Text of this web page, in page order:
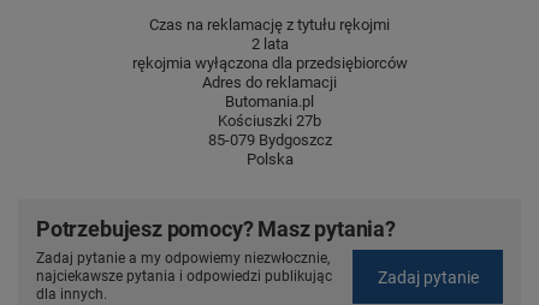
Czas na reklamację z tytułu rękojmi
2 lata
rękojmia wyłączona dla przedsiębiorców
Adres do reklamacji
Butomania.pl
Kościuszki 27b
85-079 Bydgoszcz
Polska
Potrzebujesz pomocy? Masz pytania?
Zadaj pytanie a my odpowiemy niezwłocznie,
najciekawsze pytania i odpowiedzi publikując
dla innych.
Zadaj pytanie